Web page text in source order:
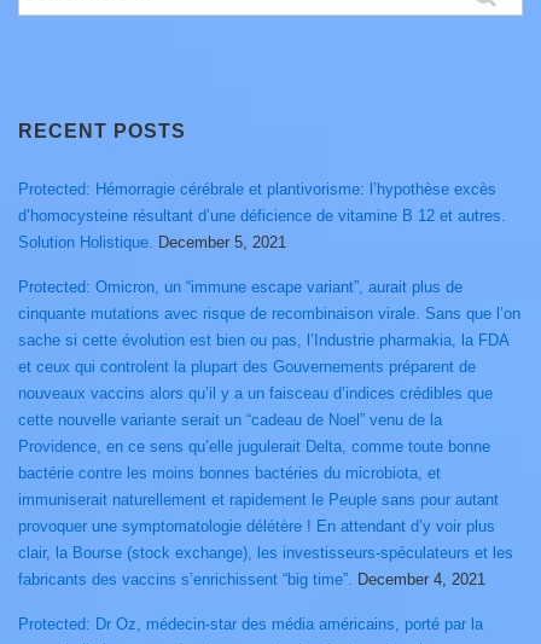
for:
RECENT POSTS
Protected: Hémorragie cérébrale et plantivorisme: l’hypothèse excès
d’homocysteine résultant d’une déficience de vitamine B 12 et autres.
Solution Holistique. December 5, 2021
Protected: Omicron, un “immune escape variant”, aurait plus de
cinquante mutations avec risque de recombinaison virale. Sans que l’on
sache si cette évolution est bien ou pas, l’Industrie pharmakia, la FDA
et ceux qui controlent la plupart des Gouvernements préparent de
nouveaux vaccins alors qu’il y a un faisceau d’indices crédibles que
cette nouvelle variante serait un “cadeau de Noel” venu de la
Providence, en ce sens qu’elle jugulerait Delta, comme toute bonne
bactérie contre les moins bonnes bactéries du microbiota, et
immuniserait naturellement et rapidement le Peuple sans pour autant
provoquer une symptomatologie délétère ! En attendant d’y voir plus
clair, la Bourse (stock exchange), les investisseurs-spéculateurs et les
fabricants des vaccins s’enrichissent “big time”. December 4, 2021
Protected: Dr Oz, médecin-star des média américains, porté par la